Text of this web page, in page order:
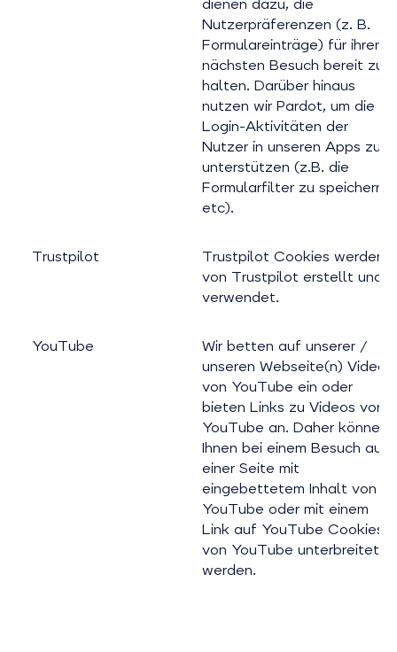
dienen dazu, die
Nutzerpräferenzen (z. B.
Formulareinträge) für ihren
nächsten Besuch bereit zu
halten. Darüber hinaus
nutzen wir Pardot, um die
Login-Aktivitäten der
Nutzer in unseren Apps zu
unterstützen (z.B. die
Formularfilter zu speichern
etc).
Trustpilot
Trustpilot Cookies werden
von Trustpilot erstellt und
verwendet.
YouTube
Wir betten auf unserer /
unseren Webseite(n) Videos
von YouTube ein oder
bieten Links zu Videos von
YouTube an. Daher können
Ihnen bei einem Besuch auf
einer Seite mit
eingebettetem Inhalt von
YouTube oder mit einem
Link auf YouTube Cookies
von YouTube unterbreitet
werden.